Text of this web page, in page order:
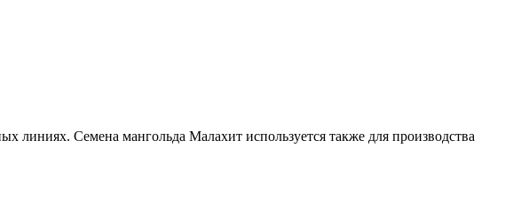
Семена мангольда Малахит используется также для производства